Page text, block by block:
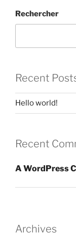
Rechercher
Recent
Hello world!
Recent
A WordPress
Archives